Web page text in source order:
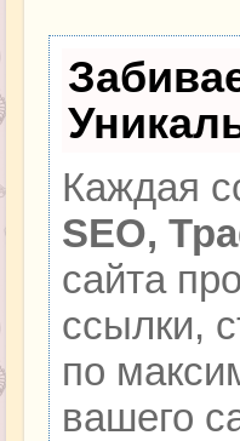
Каждая
SEO,
сайта
ссылки,
по
вашего